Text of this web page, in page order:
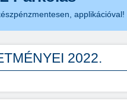
applikációval!
2022.